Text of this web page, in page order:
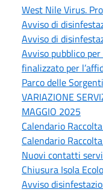
West Nile Virus.
Avviso di
Avviso di
Avviso pubblico
finalizzato per
Parco delle Sorgenti
VARIAZIONE
MAGGIO 2025
Calendario
Calendario
Nuovi contatti
Chiusura Isola
Avviso